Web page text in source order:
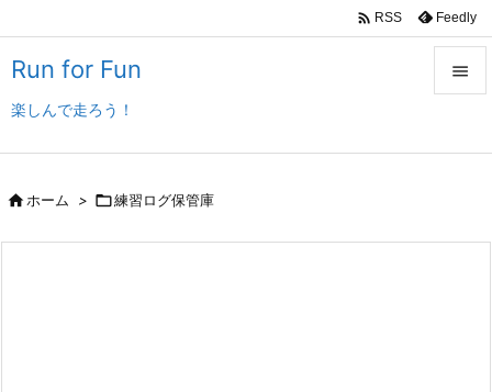
Run for Fun
楽しんで走ろう！

 RSS Feedly
ホーム > 練習ログ保管庫